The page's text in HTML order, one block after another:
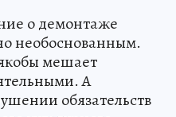
о демонтаже
необоснованным.
мешает
А
обязательств